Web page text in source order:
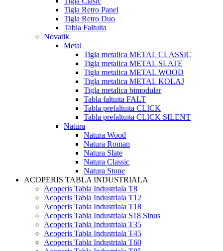
Tigla Retro Panel
Tigla Retro Duo
Tabla Faltuita
Novatik
Metal
Tigla metalica METAL CLASSIC
Tigla metalica METAL SLATE
Tigla metalica METAL WOOD
Tigla metalica METAL KOLAJ
Tigla metalica bimodular
Tabla faltuita FALT
Tabla prefaltuita CLICK
Tabla prefaltuita CLICK SILENT
Natura
Natura Wood
Natura Roman
Natura Slate
Natura Classic
Natura Stone
ACOPERIS TABLA INDUSTRIALA
Acoperis Tabla Industriala T8
Acoperis Tabla Industriala T12
Acoperis Tabla Industriala T18
Acoperis Tabla Industriala S18 Sinus
Acoperis Tabla Industriala T35
Acoperis Tabla Industriala T45
Acoperis Tabla Industriala T60